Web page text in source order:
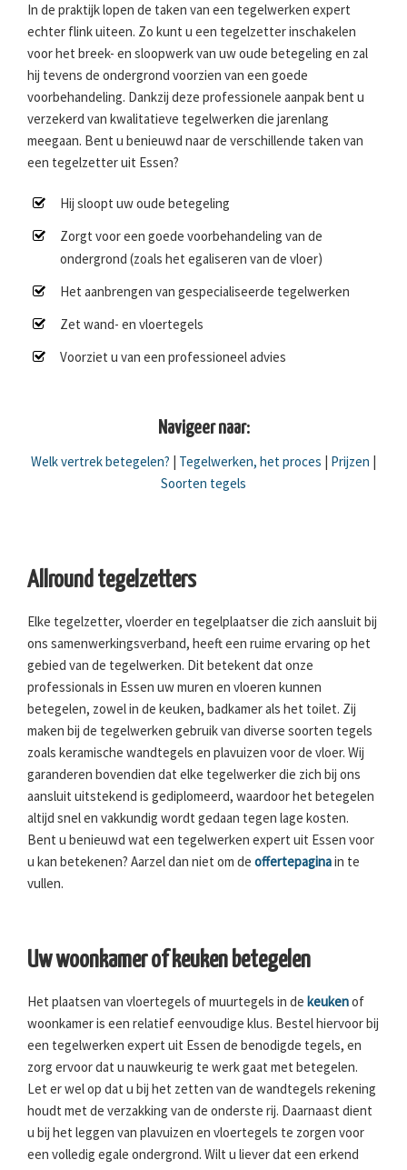
In de praktijk lopen de taken van een tegelwerken expert
echter flink uiteen. Zo kunt u een tegelzetter inschakelen
voor het breek- en sloopwerk van uw oude betegeling en zal
hij tevens de ondergrond voorzien van een goede
voorbehandeling. Dankzij deze professionele aanpak bent u
verzekerd van kwalitatieve tegelwerken die jarenlang
meegaan. Bent u benieuwd naar de verschillende taken van
een tegelzetter uit Essen?
Hij sloopt uw oude betegeling
Zorgt voor een goede voorbehandeling van de
ondergrond (zoals het egaliseren van de vloer)
Het aanbrengen van gespecialiseerde tegelwerken
Zet wand- en vloertegels
Voorziet u van een professioneel advies
Navigeer naar:
Welk vertrek betegelen? Tegelwerken, het proces Prijzen
Soorten tegels
Allround tegelzetters
Elke tegelzetter, vloerder en tegelplaatser die zich aansluit bij
ons samenwerkingsverband, heeft een ruime ervaring op het
gebied van de tegelwerken. Dit betekent dat onze
professionals in Essen uw muren en vloeren kunnen
betegelen, zowel in de keuken, badkamer als het toilet. Zij
maken bij de tegelwerken gebruik van diverse soorten tegels
zoals keramische wandtegels en plavuizen voor de vloer. Wij
garanderen bovendien dat elke tegelwerker die zich bij ons
aansluit uitstekend is gediplomeerd, waardoor het betegelen
altijd snel en vakkundig wordt gedaan tegen lage kosten.
Bent u benieuwd wat een tegelwerken expert uit Essen voor
u kan betekenen? Aarzel dan niet om de offertepaginain te
vullen.
Uw woonkamer of keuken betegelen
Het plaatsen van vloertegels of muurtegels in de keukenof
woonkamer is een relatief eenvoudige klus. Bestel hiervoor bij
een tegelwerken expert uit Essen de benodigde tegels, en
zorg ervoor dat u nauwkeurig te werk gaat met betegelen.
Let er wel op dat u bij het zetten van de wandtegels rekening
houdt met de verzakking van de onderste rij. Daarnaast dient
u bij het leggen van plavuizen en vloertegels te zorgen voor
een volledig egale ondergrond. Wilt u liever dat een erkend